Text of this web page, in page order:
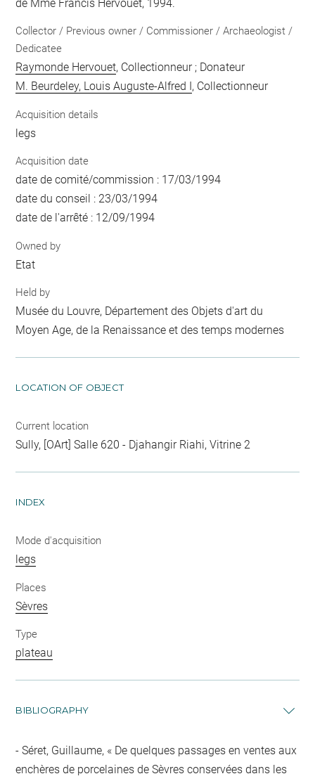
de Mme Francis Hervouet, 1994.
Collector / Previous owner / Commissioner / Archaeologist /
Dedicatee
Raymonde Hervouet, Collectionneur ; Donateur
M. Beurdeley, Louis Auguste-Alfred I , Collectionneur
Acquisition details
legs
Acquisition date
date de comité/commission : 17/03/1994
date du conseil : 23/03/1994
date de l'arrêté : 12/09/1994
Owned by
Etat
Held by
Musée du Louvre, Département des Objets d'art du
Moyen Age, de la Renaissance et des temps modernes
LOCATION OF OBJECT
Current location
Sully, [OArt] Salle 620 - Djahangir Riahi, Vitrine 2
INDEX
Mode d'acquisition
legs
Places
Sèvres
Type
plateau
BIBLIOGRAPHY
Séret, Guillaume, « De quelques passages en ventes aux
enchères de porcelaines de Sèvres conservées dans les